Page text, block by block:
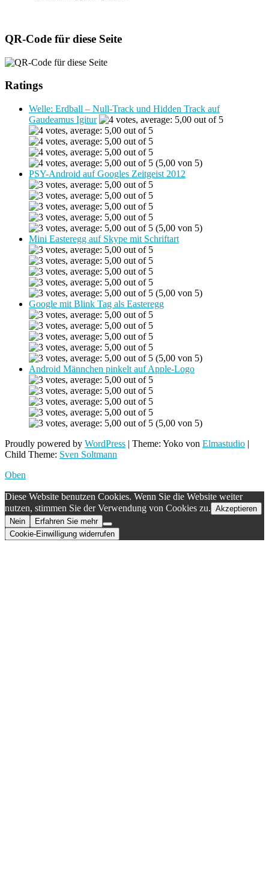
QR-Code für diese Seite
Ratings
Welle: Erdball – Null-Track und Hidden Track auf
Gaudeamus Igitur
(5,00 von 5)
PSY-Android auf Googles Zeitgeist 2012
(5,00 von 5)
Mini Easteregg auf Skype mit Schriftart
(5,00 von 5)
Google mit Blink Tag als Easteregg
(5,00 von 5)
Android Männchen pinkelt auf Apple-Logo
(5,00 von 5)
Proudly powered by WordPress | Theme: Yoko von Elmastudio |
Child Theme: Sven Soltmann
Oben
Diese Website benutzen Cookies. Wenn Sie die Website weiter
nutzen, stimmen Sie der Verwendung von Cookies zu. Akzeptieren
Nein
Erfahren Sie mehr
Cookie-Einwilligung widerrufen